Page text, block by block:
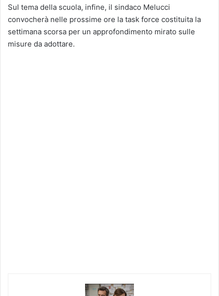
Sul tema della scuola, infine, il sindaco Melucci
convocherà nelle prossime ore la task force costituita la
settimana scorsa per un approfondimento mirato sulle
misure da adottare.